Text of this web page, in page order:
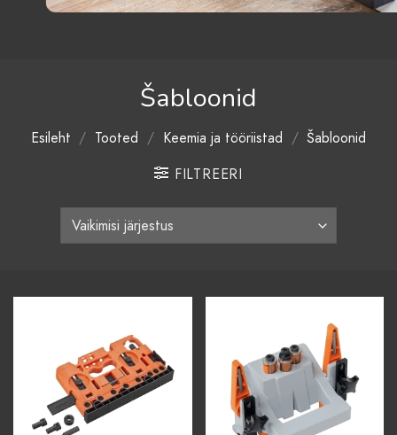
Šabloonid
Esileht / Tooted / Keemia ja tööriistad / Šabloonid
FILTREERI